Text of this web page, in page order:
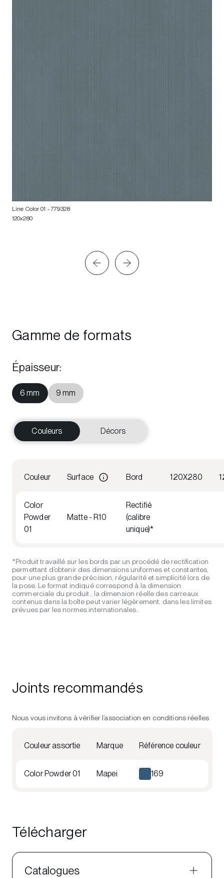
Line Color 01 - 779328
120x280
Gamme de formats
Épaisseur:
6 mm 9 mm
Couleurs Décors
Couleur Surface Bord 120X280
Color
Powder
01
Matte - R10
Rectifié
(calibre
unique)*
*Produit travaillé sur les bords par un procédé de rectification
permettant d’obtenir des dimensions uniformes et constantes,
pour une plus grande précision, régularité et simplicité lors de
la pose. Le format indiqué correspond à la dimension
commerciale du produit ; la dimension réelle des carreaux
contenus dans la boîte peut varier légèrement, dans les limites
prévues par les normes internationales.
Joints recommandés
Nous vous invitons à vérifier l’association en conditions réelles
Couleur assortie Marque Référence couleur
Color Powder 01 Mapei 169
Télécharger
Catalogues